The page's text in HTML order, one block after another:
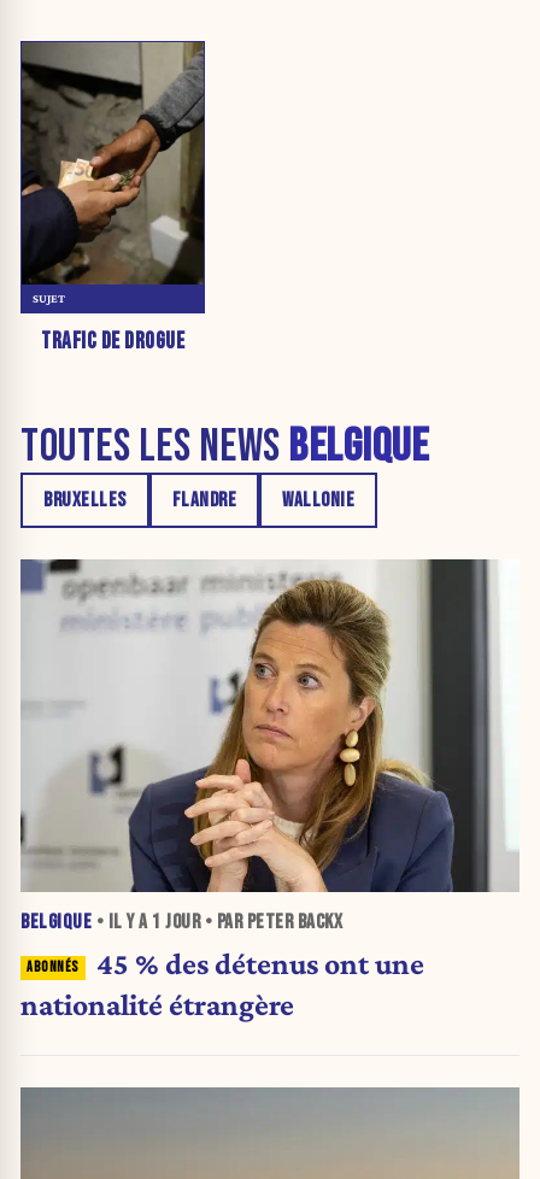
TRAFIC DE DROGUE
SUJET
TOUTES LES NEWS BELGIQUE
BRUXELLES FLANDRE WALLONIE
BELGIQUE • IL Y A 1 JOUR• PAR PETER BACKX
45 % des détenus ont une
nationalité étrangère